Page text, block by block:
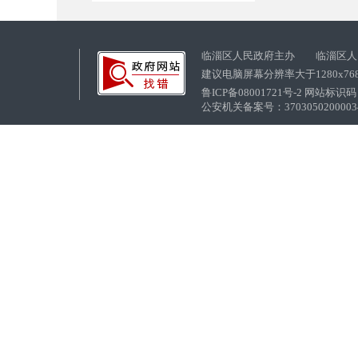
临淄区人民政府主办 临淄区人
建议电脑屏幕分辨率大于
鲁ICP备08001721号-2 网站标识
公安机关备案号：